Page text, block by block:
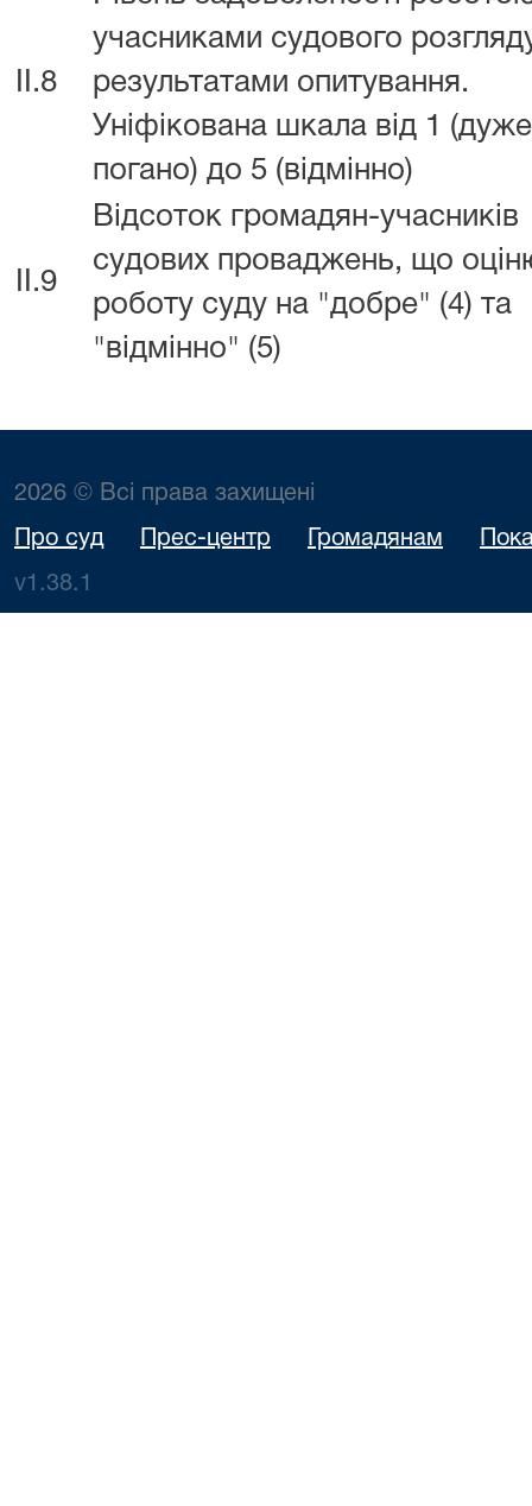
II.8
учасниками судового
результатами опитування.
Уніфікована шкала від 1 (дуже
погано) до 5 (відмінно)
II.9
Відсоток громадян-учасників
судових проваджень, що
роботу суду на "добре" (4) та
"відмінно" (5)
2026 © Всі права захищені
Про суд Прес-центр Громадянам
v1.38.1